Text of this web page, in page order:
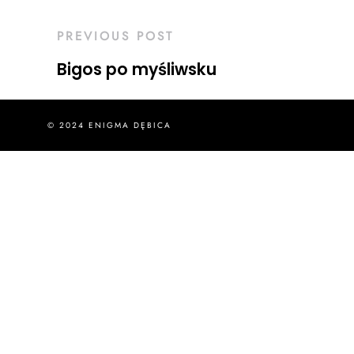
PREVIOUS POST
Bigos po myśliwsku
© 2024 ENIGMA DĘBICA